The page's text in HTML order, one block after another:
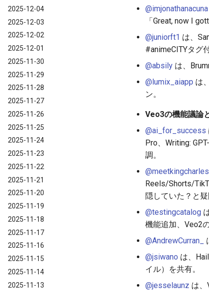
2025-12-04
2025-12-03
2025-12-02
2025-12-01
2025-11-30
2025-11-29
2025-11-28
2025-11-27
2025-11-26
2025-11-25
2025-11-24
2025-11-23
2025-11-22
2025-11-21
2025-11-20
2025-11-19
2025-11-18
2025-11-17
2025-11-16
2025-11-15
2025-11-14
2025-11-13
@imjonathanacuna
「Great, now I
@juniorft1 は、
#animeCITYタグ
@absily は、
@lumix_aiapp は
ン。
Veo3の機能議論
@ai_for_success
Pro、Writing:
調。
@meetkingcharles
Reels/Shorts/
隠していた？と疑
@testingcatalog
機能追加、Veo2
@AndrewCurran_
@jsiwano は、
イル）を共有。
@jesselaunz は